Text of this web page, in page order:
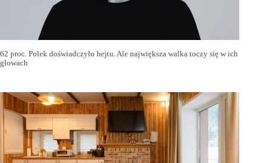
62 proc. Polek doświadczyło hejtu. Ale największa walka toczy się w ich
głowach